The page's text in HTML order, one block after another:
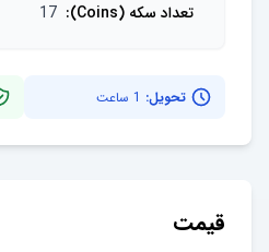
تعداد سکه (Coins)
:
17
تحویل: 1 ساعت
قیمت